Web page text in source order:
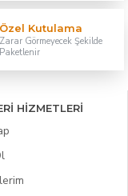
Özel Kutulama
Zarar Görmeyecek Şekilde
Paketlenir
HİZMETLERİ